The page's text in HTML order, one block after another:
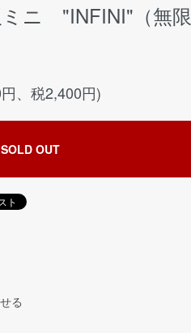
ニ "INFINI"（無限
、税2,400円)
SOLD OUT
る